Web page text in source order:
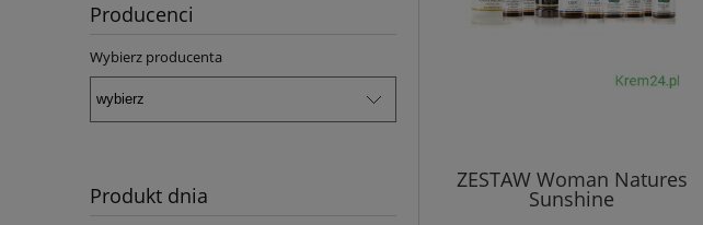
Producenci
Wybierz producenta
Produkt dnia
ZESTAW Woman Natures
Sunshine